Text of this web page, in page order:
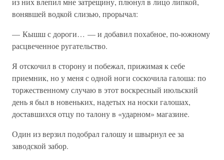
вонявшей водкой слизью, прорычал:
— Кышш с дороги… — и добавил похабное, по-южному
расцвеченное ругательство.
Я отскочил в сторону и побежал, прижимая к себе
приемник, но у меня с одной ноги соскочила галоша: по
торжественному случаю в этот воскресный июльский
день я был в новеньких, надетых на носки галошах,
доставшихся отцу по талону в «ударном» магазине.
Один из верзил подобрал галошу и швырнул ее за
заводской забор.